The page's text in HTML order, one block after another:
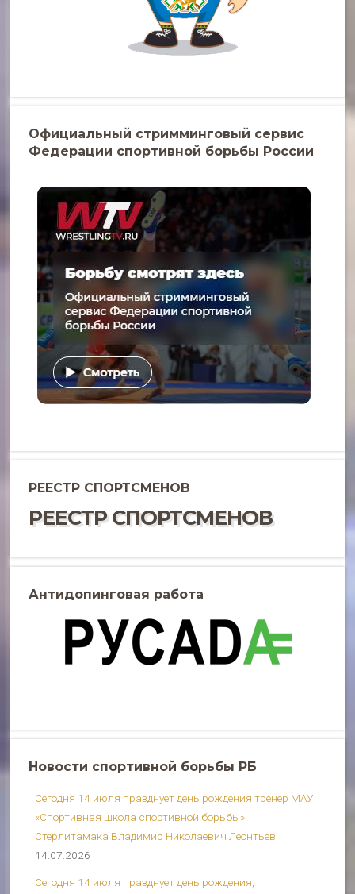
Официальный стримминговый сервис
Федерации спортивной борьбы России
РЕЕСТР СПОРТСМЕНОВ
РЕЕСТР СПОРТСМЕНОВ
Антидопинговая работа
Новости спортивной борьбы РБ
Сегодня 14 июля празднует день рождения тренер МАУ
«Спортивная школа спортивной борьбы»
Стерлитамака Владимир Николаевич Леонтьев
14.07.2026
Сегодня 14 июля празднует день рождения,